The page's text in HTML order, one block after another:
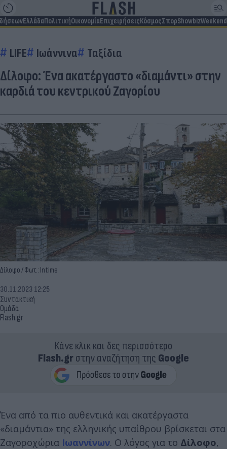
ΕλλάδαΠολιτικήΟικονομίαΕπιχειρήσειςΚόσμοςΣπορShowbizWeekend
LIFE Ιωάννινα Ταξίδια
Δίλοφο: Ένα ακατέργαστο «διαμάντι» στην
καρδιά του κεντρικού Ζαγορίου
Δίλοφο / Φωτ.: Intime
Συντακτική
Ομάδα
Flash.gr
30.11.2023 12:25
Κάνε κλικ και δες περισσότερο
Flash.grστην αναζήτηση της Google
Ένα από τα πιο αυθεντικά και ακατέργαστα
«διαμάντια» της ελληνικής υπαίθρου βρίσκεται στα
Ζαγοροχώρια Ιωαννίνων. Ο λόγος για το Δίλοφο,